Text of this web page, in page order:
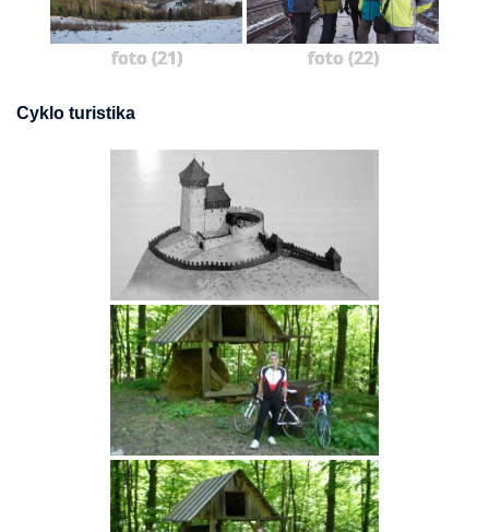
foto (21) foto (22)
Cyklo turistika